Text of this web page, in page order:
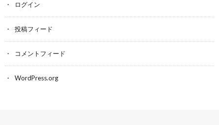
ログイン
投稿フィード
コメントフィード
WordPress.org